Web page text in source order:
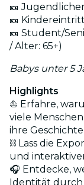
🎫
🎫 Kindereintritt
🎫 Student/
/ Alter: 65+)
Babys unter 5
Highlights
⛵ Erfahre,
viele
ihre
⛓️ Lass die
und
🎧 Entdecke,
Identität durch